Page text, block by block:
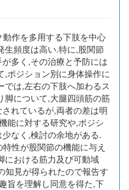
動作を多用する下肢を中心
生頻度は高い.特に,股関節
多く,その治療と予防には
,ポジション別に身体操作に
は,左右の下肢へ加わるス
脚について,大腿四頭筋の筋
れているが,両者の差は明
能に対する研究や,ポジシ
なく,検討の余地がある.
性が股関節の機能に与え
における筋力及び可動域
知見が得られたので報告す
旨を理解し同意を得た,下